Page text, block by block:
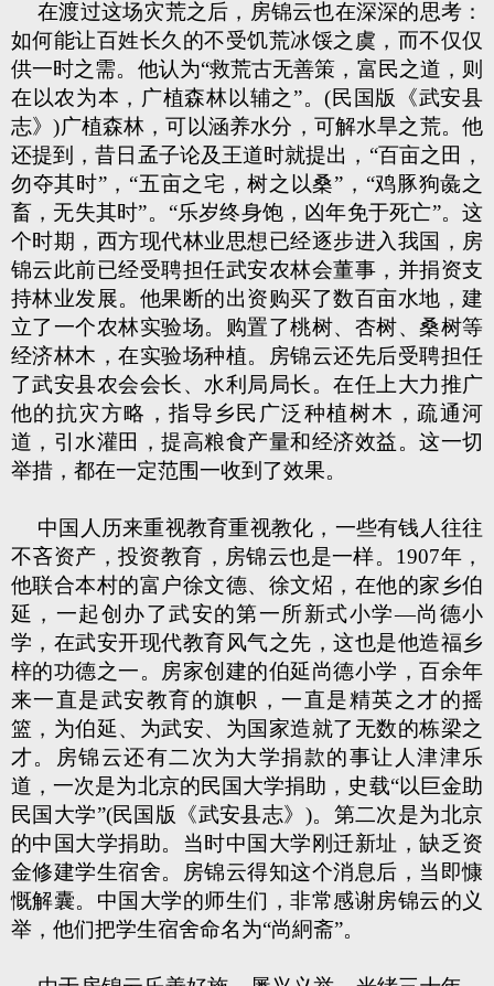
在渡过这场灾荒之后，房锦云也在深深的思考：
如何能让百姓长久的不受饥荒冰馁之虞，而不仅仅
供一时之需。他认为“救荒古无善策，富民之道，则
在以农为本，广植森林以辅之”。(民国版《武安县
志》)广植森林，可以涵养水分，可解水旱之荒。他
还提到，昔日孟子论及王道时就提出，“百亩之田，
勿夺其时”，“五亩之宅，树之以桑”，“鸡豚狗彘之
畜，无失其时”。“乐岁终身饱，凶年免于死亡”。这
个时期，西方现代林业思想已经逐步进入我国，房
锦云此前已经受聘担任武安农林会董事，并捐资支
持林业发展。他果断的出资购买了数百亩水地，建
立了一个农林实验场。购置了桃树、杏树、桑树等
经济林木，在实验场种植。房锦云还先后受聘担任
了武安县农会会长、水利局局长。在任上大力推广
他的抗灾方略，指导乡民广泛种植树木，疏通河
道，引水灌田，提高粮食产量和经济效益。这一切
举措，都在一定范围一收到了效果。
中国人历来重视教育重视教化，一些有钱人往往
不吝资产，投资教育，房锦云也是一样。1907年，
他联合本村的富户徐文德、徐文炤，在他的家乡伯
延，一起创办了武安的第一所新式小学—尚德小
学，在武安开现代教育风气之先，这也是他造福乡
梓的功德之一。房家创建的伯延尚德小学，百余年
来一直是武安教育的旗帜，一直是精英之才的摇
篮，为伯延、为武安、为国家造就了无数的栋梁之
才。房锦云还有二次为大学捐款的事让人津津乐
道，一次是为北京的民国大学捐助，史载“以巨金助
民国大学”(民国版《武安县志》)。第二次是为北京
的中国大学捐助。当时中国大学刚迁新址，缺乏资
金修建学生宿舍。房锦云得知这个消息后，当即慷
慨解囊。中国大学的师生们，非常感谢房锦云的义
举，他们把学生宿舍命名为“尚絅斋”。